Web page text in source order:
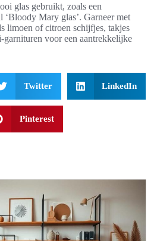
glas gebruikt, zoals een
‘Bloody Mary glas’. Garneer met
limoen of citroen schijfjes, takjes
voor een aantrekkelijke
Twitter LinkedIn
Pinterest